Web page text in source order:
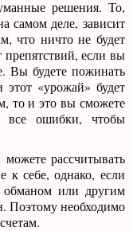
решения. То,
самом деле, зависит
что ничто не будет
препятствий, если вы
Вы будете пожинать
«урожай» будет
то и это вы сможете
все ошибки, чтобы
рассчитывать
к себе, однако, если
обманом или другим
Поэтому необходимо